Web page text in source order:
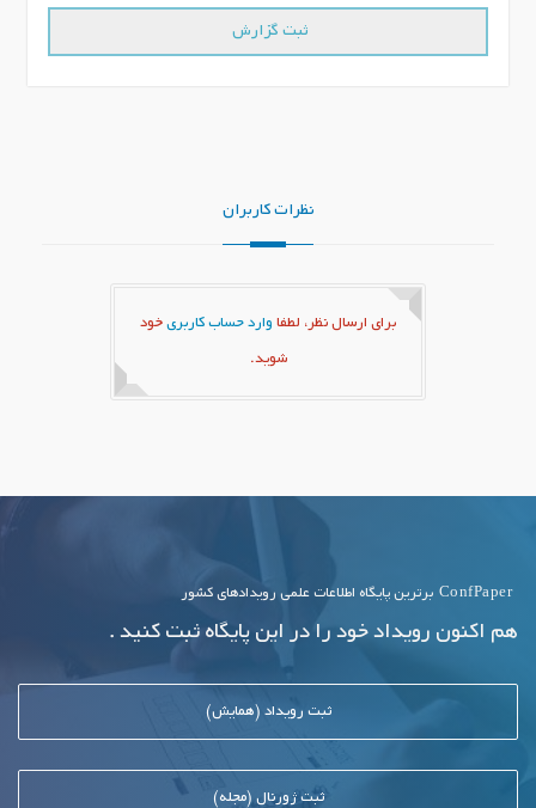
نظرات کاربران
برای ارسال نظر، لطفا وارد حساب کاربری خود
شوید.
ConfPaper برترین پایگاه اطلاعات علمی رویدادهای کشور
هم اکنون رویداد خود را در این پایگاه ثبت کنید .
ثبت رویداد (همایش)
ثبت ژورنال (مجله)